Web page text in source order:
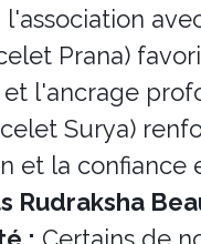
l'association
Prana)
et l'ancrage
Surya)
et la confiance
Rudraksha